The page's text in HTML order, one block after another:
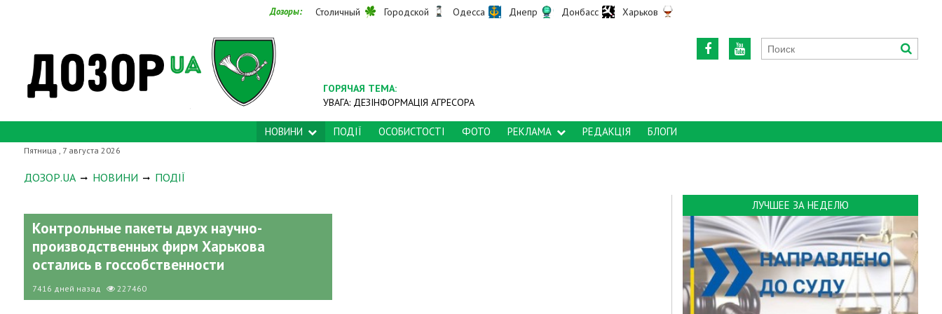
Дозоры: Столичный Городской Одесса Днепр Донбасс Харьков
ГОРЯЧАЯ ТЕМА:
УВАГА: ДЕЗІНФОРМАЦІЯ АГРЕСОРА
НОВИНИ ПОДІЇ ОСОБИСТОСТІ ФОТО РЕКЛАМА РЕДАКЦІЯ БЛОГИ
Пятница , 7 августа 2026
ДОЗОР.UA НОВИНИ ПОДІЇ
Контрольные пакеты двух научно-
производственных фирм Харькова
остались в госсобственности
7416 дней назад 227460
ЛУЧШЕЕ ЗА НЕДЕЛЮ